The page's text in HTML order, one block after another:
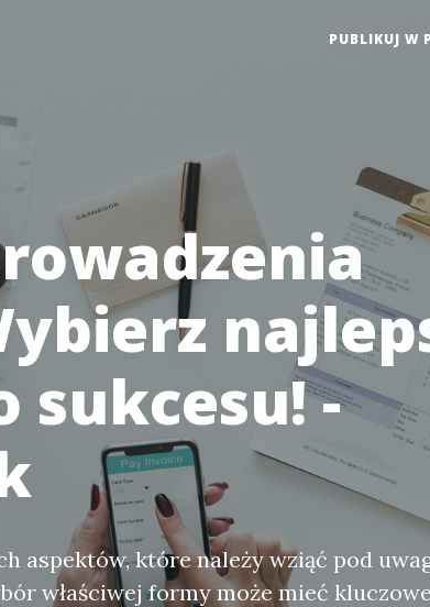
PUBLIKUJ W
sukcesu! -
aspektów, które należy wziąć pod
właściwej formy może mieć